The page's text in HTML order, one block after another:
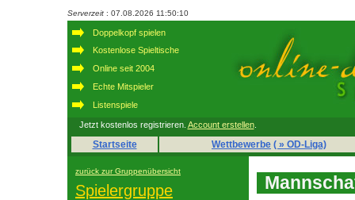
Serverzeit : 07.08.2026 11:50:10
Doppelkopf spielen
Kostenlose Spieltische
Online seit 2004
Echte Mitspieler
Listenspiele
Jetzt kostenlos registrieren. Account erstellen.
Startseite Wettbewerbe ( » OD-Liga)
zurück zur Gruppenübersicht
Spielergruppe